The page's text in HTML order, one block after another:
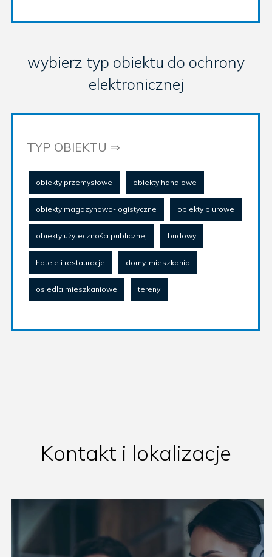
wybierz typ obiektu do ochrony
elektronicznej
TYP OBIEKTU ⇒
obiekty przemysłowe obiekty handlowe
obiekty magazynowo-logistyczne obiekty biurowe
obiekty użyteczności publicznej budowy
hotele i restauracje domy, mieszkania
osiedla mieszkaniowe tereny
Kontakt i lokalizacje